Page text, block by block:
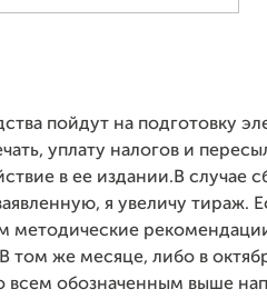
пойдут на подготовку
уплату налогов и
в ее издании.В случае
я увеличу тираж.
методические
том же месяце, либо в
всем обозначенным выше